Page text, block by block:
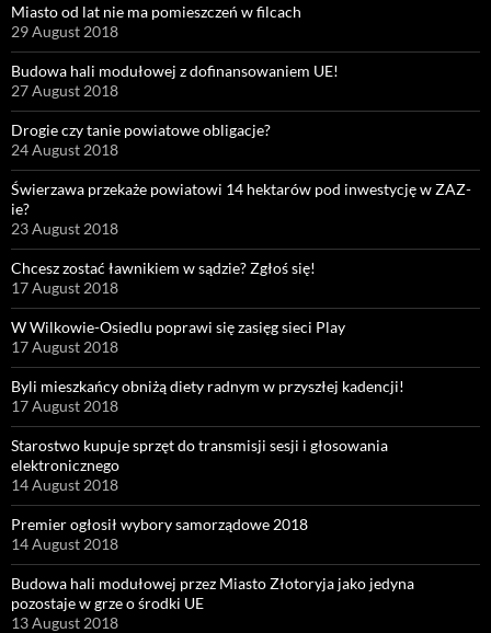
Miasto od lat nie ma pomieszczeń w filcach
29 August 2018
Budowa hali modułowej z dofinansowaniem UE!
27 August 2018
Drogie czy tanie powiatowe obligacje?
24 August 2018
Świerzawa przekaże powiatowi 14 hektarów pod inwestycję w ZAZ-
ie?
23 August 2018
Chcesz zostać ławnikiem w sądzie? Zgłoś się!
17 August 2018
W Wilkowie-Osiedlu poprawi się zasięg sieci Play
17 August 2018
Byli mieszkańcy obniżą diety radnym w przyszłej kadencji!
17 August 2018
Starostwo kupuje sprzęt do transmisji sesji i głosowania
elektronicznego
14 August 2018
Premier ogłosił wybory samorządowe 2018
14 August 2018
Budowa hali modułowej przez Miasto Złotoryja jako jedyna
pozostaje w grze o środki UE
13 August 2018